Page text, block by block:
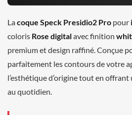
Lacoque Speck Presidio2 Pro pour
coloris Rose digitalavec finition
premium et design raffiné. Conçue
parfaitement les contours de votre
l’esthétique d’origine tout en
au quotidien.